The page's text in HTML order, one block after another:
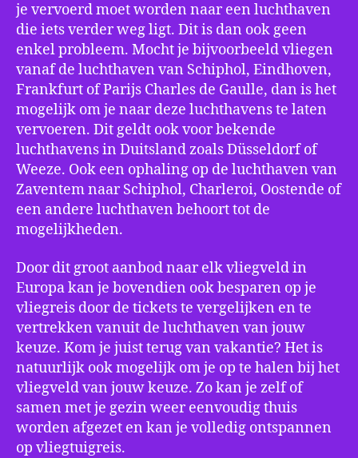
je vervoerd moet worden naar een luchthaven
die iets verder weg ligt. Dit is dan ook geen
enkel probleem. Mocht je bijvoorbeeld vliegen
vanaf de luchthaven van Schiphol, Eindhoven,
Frankfurt of Parijs Charles de Gaulle, dan is het
mogelijk om je naar deze luchthavens te laten
vervoeren. Dit geldt ook voor bekende
luchthavens in Duitsland zoals Düsseldorf of
Weeze. Ook een ophaling op de luchthaven van
Zaventem naar Schiphol, Charleroi, Oostende of
een andere luchthaven behoort tot de
mogelijkheden.
Door dit groot aanbod naar elk vliegveld in
Europa kan je bovendien ook besparen op je
vliegreis door de tickets te vergelijken en te
vertrekken vanuit de luchthaven van jouw
keuze. Kom je juist terug van vakantie? Het is
natuurlijk ook mogelijk om je op te halen bij het
vliegveld van jouw keuze. Zo kan je zelf of
samen met je gezin weer eenvoudig thuis
worden afgezet en kan je volledig ontspannen
op vliegtuigreis.